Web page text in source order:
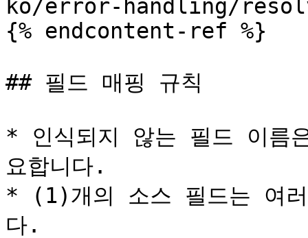
ko/error-handling/
{% endcontent-ref %}
## 필드 매핑 규칙
* 인식되지 않는 필드 이름
요합니다.
* (1)개의 소스 필드는 여
다.